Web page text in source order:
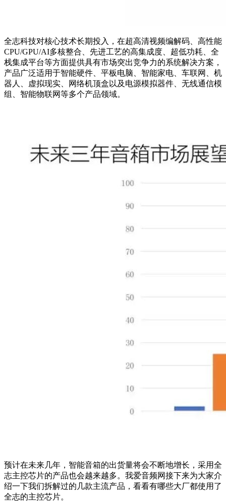
全志科技对核心技术长期投入，在超高清视频编解码、高性能
CPU/GPU/AI多核整合、先进工艺的高集成度、超低功耗、全
栈集成平台等方面提供具有市场突出竞争力的系统解决方案，
产品广泛适用于智能硬件、平板电脑、智能家电、车联网、机
器人、虚拟现实、网络机顶盒以及电源模拟器件、无线通信模
组、智能物联网等多个产品领域。
预计在未来几年，智能音箱的出货量将会不断地增长，采用全
志主控芯片的产品也会越来越多。我爱音频网接下来为大家介
绍一下我们拆解过的几款主流产品，看看有哪些大厂都使用了
全志的主控芯片。